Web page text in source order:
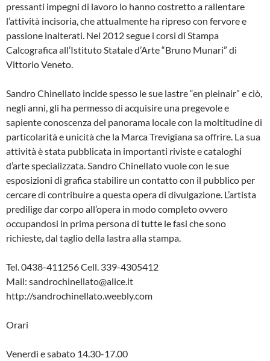
pressanti impegni di lavoro lo hanno costretto a rallentare
l’attività incisoria, che attualmente ha ripreso con fervore e
passione inalterati. Nel 2012 segue i corsi di Stampa
Calcografica all’Istituto Statale d’Arte “Bruno Munari” di
Vittorio Veneto.
Sandro Chinellato incide spesso le sue lastre “en pleinair” e ciò,
negli anni, gli ha permesso di acquisire una pregevole e
sapiente conoscenza del panorama locale con la moltitudine di
particolarità e unicità che la Marca Trevigiana sa offrire. La sua
attività è stata pubblicata in importanti riviste e cataloghi
d’arte specializzata. Sandro Chinellato vuole con le sue
esposizioni di grafica stabilire un contatto con il pubblico per
cercare di contribuire a questa opera di divulgazione. L’artista
predilige dar corpo all’opera in modo completo ovvero
occupandosi in prima persona di tutte le fasi che sono
richieste, dal taglio della lastra alla stampa.
Tel. 0438-411256 Cell. 339-4305412
Mail: sandrochinellato@alice.it
http://sandrochinellato.weebly.com
Orari
Venerdì e sabato 14.30-17.00